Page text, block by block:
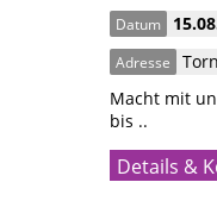
Datum
Adresse
Macht mit
bis ..
Details &